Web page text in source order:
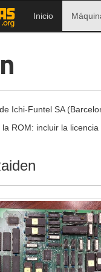
Inicio
Ichi-Funtel SA
ROM: incluir la